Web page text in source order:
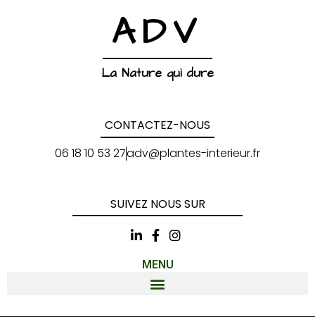
ADV
La Nature qui dure
CONTACTEZ-NOUS
06 18 10 53 27adv@plantes-interieur.fr
SUIVEZ NOUS SUR
MENU